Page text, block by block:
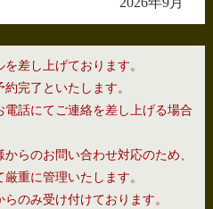
差し上げております。
完了といたします。
話にてご連絡を差し上げる場合
らのお問い合わせ対応のため、
重に管理いたします。
のみ受け付けております。